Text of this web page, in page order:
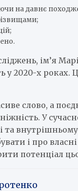
на давнє
ім’я
2020-х роках.
слово, а
У
та
і про
потенціал